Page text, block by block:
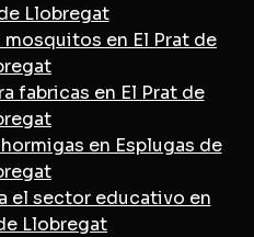
Llobregat
en El Prat de
fabricas en El Prat de
en Esplugas de
el sector educativo en
Llobregat